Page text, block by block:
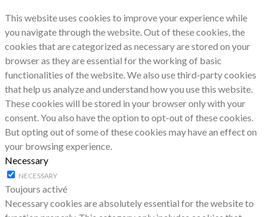
This website uses cookies to improve your experience while
you navigate through the website. Out of these cookies, the
cookies that are categorized as necessary are stored on your
browser as they are essential for the working of basic
functionalities of the website. We also use third-party cookies
that help us analyze and understand how you use this website.
These cookies will be stored in your browser only with your
consent. You also have the option to opt-out of these cookies.
But opting out of some of these cookies may have an effect on
your browsing experience.
Necessary
NECESSARY
Toujours activé
Necessary cookies are absolutely essential for the website to